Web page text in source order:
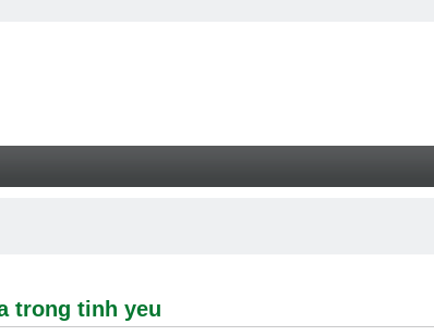
yeu - Welcome
trong tinh yeu